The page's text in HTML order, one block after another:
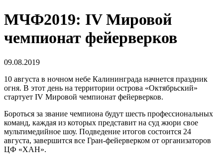
МЧФ2019: IV Мировой
чемпионат фейерверков
09.08.2019
10 августа в ночном небе Калининграда начнется праздник
огня. В этот день на территории острова «Октябрьский»
стартует IV Мировой чемпионат фейерверков.
Бороться за звание чемпиона будут шесть профессиональных
команд, каждая из которых представит на суд жюри свое
мультимедийное шоу. Подведение итогов состоится 24
августа, завершится все Гран-фейерверком от организаторов
ЦФ «ХАН».